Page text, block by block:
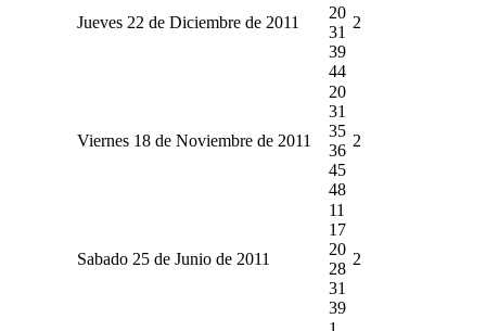
Jueves 22 de Diciembre de 2011
20
31
39
44
2
Viernes 18 de Noviembre de 2011
20
31
35
36
45
48
2
Sabado 25 de Junio de 2011
11
17
20
28
31
39
2